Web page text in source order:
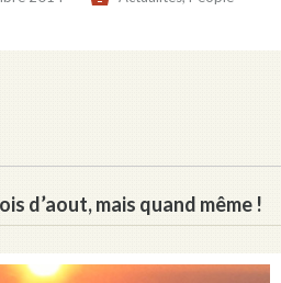
d’aout, mais quand même !